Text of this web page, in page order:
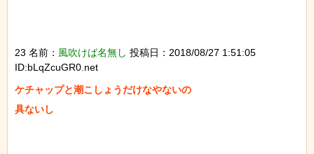
23 名前： 風吹けば名無し 投稿日：2018/08/27 1:51:05
ID:bLqZcuGR0.net
ケチャップと潮こしょうだけなやないの
具ないし